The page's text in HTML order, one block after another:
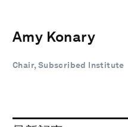
Amy Konary
Chair, Subscribed Institute